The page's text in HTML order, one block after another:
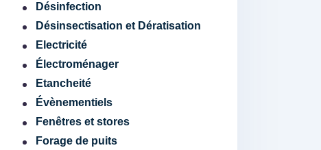
Désinfection
Désinsectisation et Dératisation
Electricité
Électroménager
Etancheité
Évènementiels
Fenêtres et stores
Forage de puits